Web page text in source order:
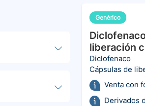
Genérico
liberación
Diclofenaco
Cápsulas de
Venta con
Derivados